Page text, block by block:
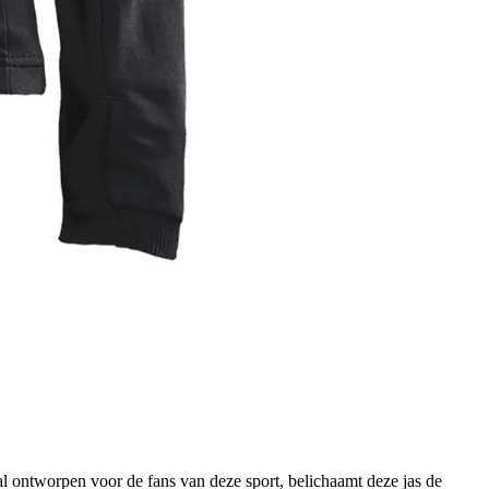
voor de fans van deze sport, belichaamt deze jas de